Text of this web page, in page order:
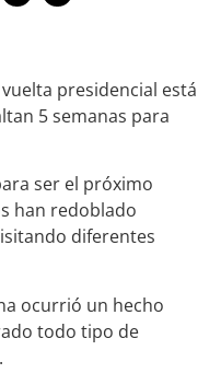
presidencial está
5 semanas para
ser el próximo
han redoblado
diferentes
ocurrió un hecho
todo tipo de